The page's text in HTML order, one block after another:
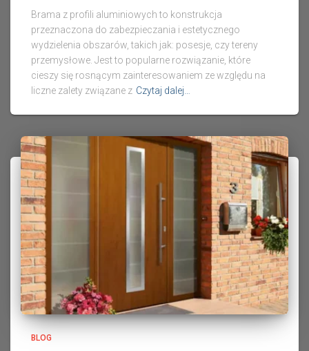
Brama z profili aluminiowych to konstrukcja
przeznaczona do zabezpieczania i estetycznego
wydzielenia obszarów, takich jak: posesje, czy tereny
przemysłowe. Jest to popularne rozwiązanie, które
cieszy się rosnącym zainteresowaniem ze względu na
liczne zalety związane z Czytaj dalej…
BLOG